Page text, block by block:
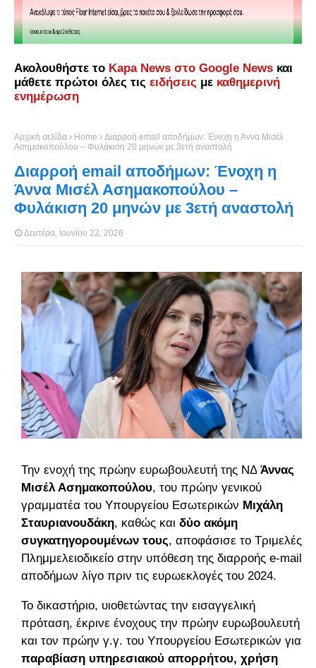
Ακολουθήστε το Kapa News στο Google News και
μάθετε πρώτοι όλες τις ειδήσεις με καθημερινή
ενημέρωση
Αρχική σελίδα Home
Διαρροή email αποδήμων: Ένοχη η Άννα Μισέλ
Ασημακοπούλου – Φυλάκιση 20 μηνών με 3ετή αναστολή
Διαρροή email αποδήμων: Ένοχη η
Άννα Μισέλ Ασημακοπούλου –
Φυλάκιση 20 μηνών με 3ετή αναστολή
Δευτέρα, Ιουνίου 22, 2026
Την ενοχή της πρώην ευρωβουλευτή της ΝΔ Άννας
Μισέλ Ασημακοπούλου, του πρώην γενικού
γραμματέα του Υπουργείου Εσωτερικών Μιχάλη
Σταυριανουδάκη, καθώς και δύο ακόμη
συγκατηγορουμένων τους, αποφάσισε το Τριμελές
Πλημμελειοδικείο στην υπόθεση της διαρροής e-mail
αποδήμων λίγο πριν τις ευρωεκλογές του 2024.
Το δικαστήριο, υιοθετώντας την εισαγγελική
πρόταση, έκρινε ένοχους την πρώην ευρωβουλευτή
και τον πρώην γ.γ. του Υπουργείου Εσωτερικών για
παραβίαση υπηρεσιακού απορρήτου, χρήση